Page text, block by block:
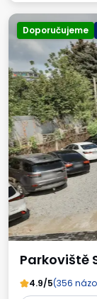
Doporučujeme
Parkoviště
4.9/5(356